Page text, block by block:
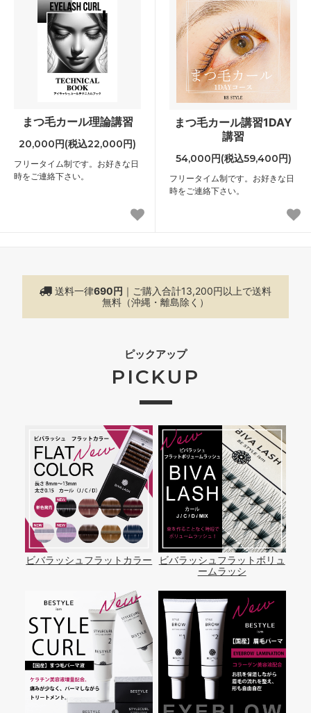
まつ毛カール理論講習
20,000円(税込22,000円)
フリータイム制です。お好きな日
時をご連絡下さい。
まつ毛カール講習1DAY
講習
54,000円(税込59,400円)
フリータイム制です。お好きな日
時をご連絡下さい。
送料一律690円 ｜ご購入合計13,200円以上で送料
無料（沖縄・離島除く）
ピックアップ
PICKUP
ビバラッシュフラットカラー
ビバラッシュフラットボリュ
ームラッシ